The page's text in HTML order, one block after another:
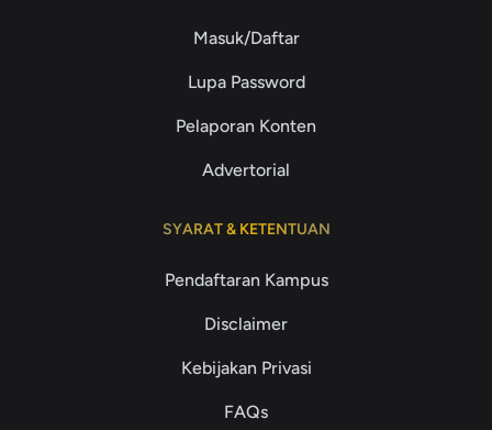
Masuk/Daftar
Lupa Password
Pelaporan Konten
Advertorial
SYARAT & KETENTUAN
Pendaftaran Kampus
Disclaimer
Kebijakan Privasi
FAQs